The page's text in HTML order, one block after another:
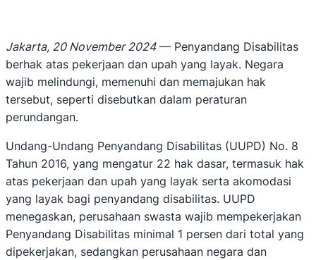
Jakarta, 20 November 2024— Penyandang Disabilitas
berhak atas pekerjaan dan upah yang layak. Negara
wajib melindungi, memenuhi dan memajukan hak
tersebut, seperti disebutkan dalam peraturan
perundangan.
Undang-Undang Penyandang Disabilitas (UUPD) No. 8
Tahun 2016, yang mengatur 22 hak dasar, termasuk hak
atas pekerjaan dan upah yang layak serta akomodasi
yang layak bagi penyandang disabilitas. UUPD
menegaskan, perusahaan swasta wajib mempekerjakan
Penyandang Disabilitas minimal 1 persen dari total yang
dipekerjakan, sedangkan perusahaan negara dan